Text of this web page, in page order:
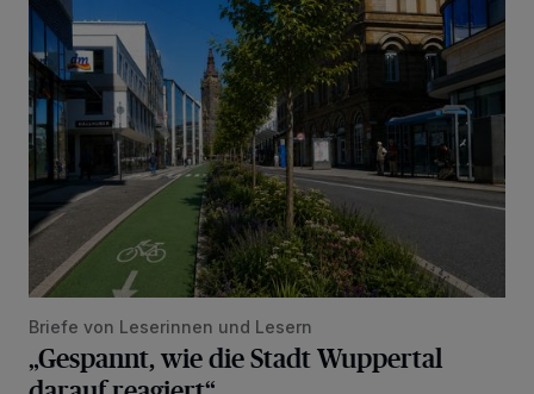
„Gespannt, wie die Stadt Wuppertal darauf reagiert“
Briefe von Leserinnen und Lesern
„Gespannt, wie die Stadt Wuppertal